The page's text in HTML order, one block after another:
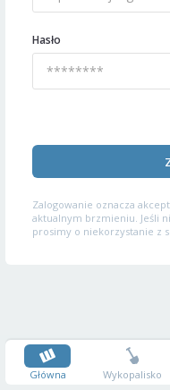
Hasło
Zalogowanie oznacza
aktualnym brzmieniu. Jeśli
prosimy o niekorzystanie z
Główna Wykopalisko